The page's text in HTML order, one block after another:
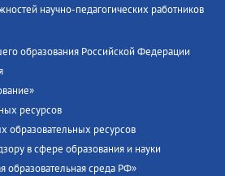
научно-педагогических работников
образования Российской Федерации
ресурсов
образовательных ресурсов
в сфере образования и науки
образовательная среда РФ»